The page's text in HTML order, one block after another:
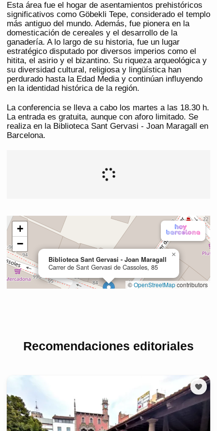
Esta área fue el hogar de asentamientos prehistóricos
significativos como Göbekli Tepe, considerado el templo
más antiguo del mundo. Además, fue pionera en la
domesticación de cereales y el desarrollo de la
ganadería. A lo largo de su historia, fue un lugar
estratégico disputado por diversos imperios como el
hitita, el asirio y el bizantino. Su riqueza arqueológica y
su diversidad cultural, religiosa y lingüística han
perdurado hasta la Edad Media y continúan influyendo
en la identidad histórica de la región.
La conferencia se lleva a cabo los martes a las 18.30 h.
La entrada es gratuita, aunque con aforo limitado. Se
realiza en la Biblioteca Sant Gervasi - Joan Maragall en
Barcelona.
Recomendaciones editoriales